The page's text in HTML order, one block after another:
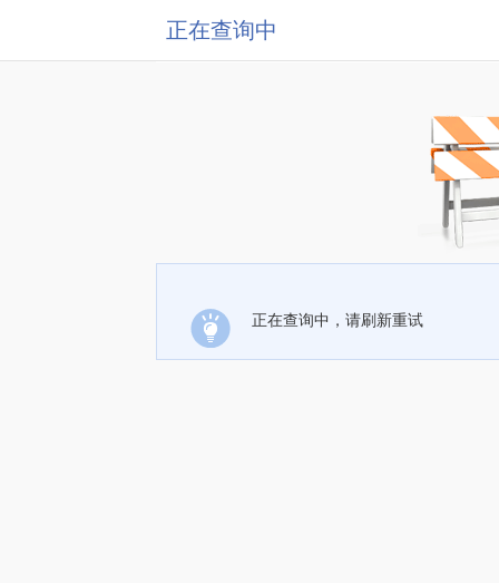
正在查询中
正在查询中，请刷新重试